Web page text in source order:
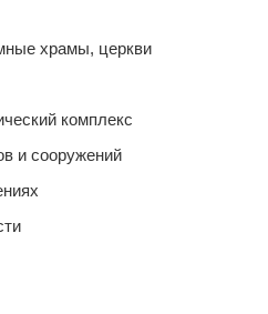
храмы, церкви
комплекс
и сооружений